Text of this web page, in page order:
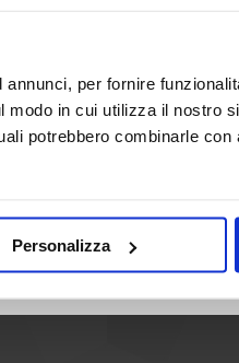
per fornire
in cui utilizza il nostro
potrebbero combinarle
Personalizza
AREE ESPOSITIVE